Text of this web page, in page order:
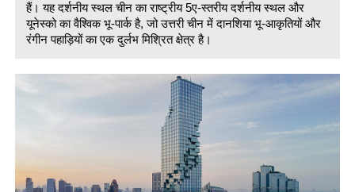
हैं। यह दर्शनीय स्थल चीन का राष्ट्रीय 5ए-स्तरीय दर्शनीय स्थल और
यूनेस्को का वैश्विक भू-पार्क है, जो उत्तरी चीन में दानशिया भू-आकृतियों और
रंगीन पहाड़ियों का एक दुर्लभ मिश्रित क्षेत्र है।